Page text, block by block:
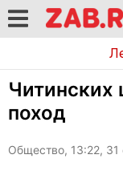
Читинских
поход
Общество, 13:22, 31